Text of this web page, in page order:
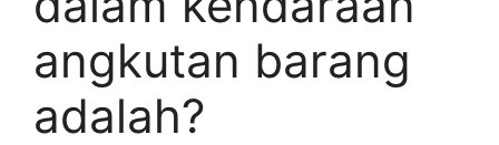
angkutan barang
adalah?